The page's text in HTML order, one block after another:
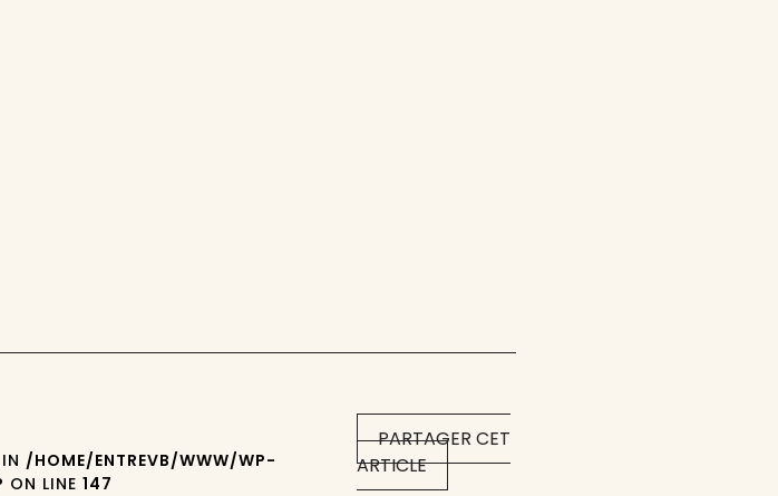
PARTAGER CET
ARTICLE
/HOME/ENTREVB/WWW/WP-
ON LINE147